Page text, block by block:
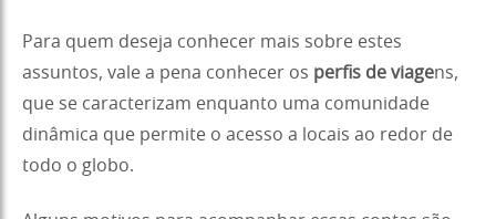
Para quem deseja conhecer mais sobre estes
assuntos, vale a pena conhecer os perfis de viagens,
que se caracterizam enquanto uma comunidade
dinâmica que permite o acesso a locais ao redor de
todo o globo.